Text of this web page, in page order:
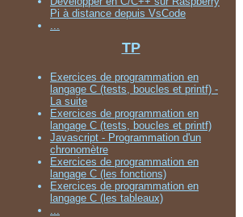
Pi à distance depuis VsCode
...
TP
Exercices de programmation en
langage C (tests, boucles et printf) -
La suite
Exercices de programmation en
langage C (tests, boucles et printf)
Javascript - Programmation d'un
chronomètre
Exercices de programmation en
langage C (les fonctions)
Exercices de programmation en
langage C (les tableaux)
...